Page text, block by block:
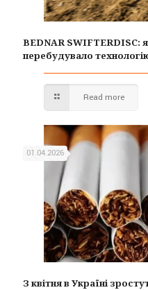
BEDNAR SWIFTERDISC:
перебудувало
Read more
01.04.2026
З квітня в Україні